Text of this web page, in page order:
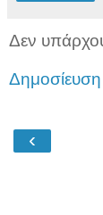
Δεν
‹